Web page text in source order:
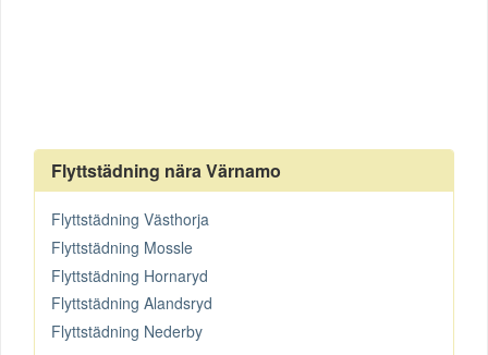
Flyttstädning nära Värnamo
Flyttstädning Västhorja
Flyttstädning Mossle
Flyttstädning Hornaryd
Flyttstädning Alandsryd
Flyttstädning Nederby